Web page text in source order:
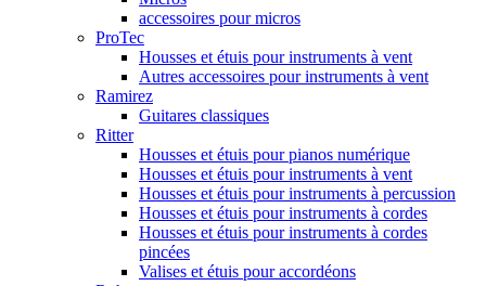
accessoires pour micros
ProTec
Housses et étuis pour instruments à vent
Autres accessoires pour instruments à vent
Ramirez
Guitares classiques
Ritter
Housses et étuis pour pianos numérique
Housses et étuis pour instruments à vent
Housses et étuis pour instruments à percussion
Housses et étuis pour instruments à cordes
Housses et étuis pour instruments à cordes
pincées
Valises et étuis pour accordéons